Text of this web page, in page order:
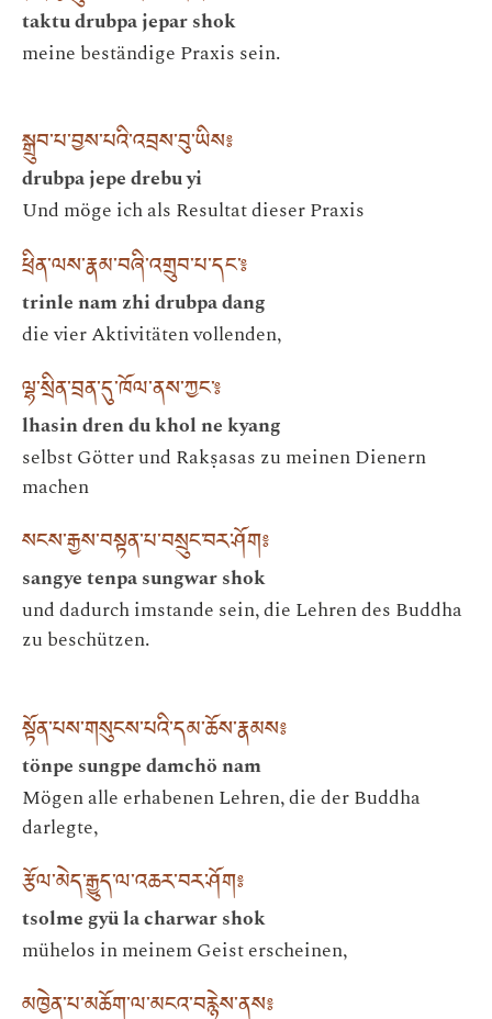
taktu drubpa jepar shok
meine beständige Praxis sein.
སྒྲུབ་པ་བྱས་པའི་འབྲས་བུ་ཡིས༔
drubpa jepe drebu yi
Und möge ich als Resultat dieser Praxis
ཕྲིན་ལས་རྣམ་བཞི་འགྲུབ་པ་དང་༔
trinle nam zhi drubpa dang
die vier Aktivitäten vollenden,
ལྷ་སྲིན་བྲན་དུ་ཁོལ་ནས་ཀྱང་༔
lhasin dren du khol ne kyang
selbst Götter und Rakṣasas zu meinen Dienern
machen
སངས་རྒྱས་བསྟན་པ་བསྲུང་བར་ཤོག༔
sangye tenpa sungwar shok
und dadurch imstande sein, die Lehren des Buddha
zu beschützen.
སྟོན་པས་གསུངས་པའི་དམ་ཆོས་རྣམས༔
tönpe sungpe damchö nam
Mögen alle erhabenen Lehren, die der Buddha
darlegte,
རྩོལ་མེད་རྒྱུད་ལ་འཆར་བར་ཤོག༔
tsolme gyü la charwar shok
mühelos in meinem Geist erscheinen,
མཁྱེན་པ་མཆོག་ལ་མངའ་བརྙེས་ནས༔